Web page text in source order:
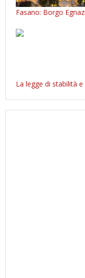
Fasano: Borgo
La legge di stabilità